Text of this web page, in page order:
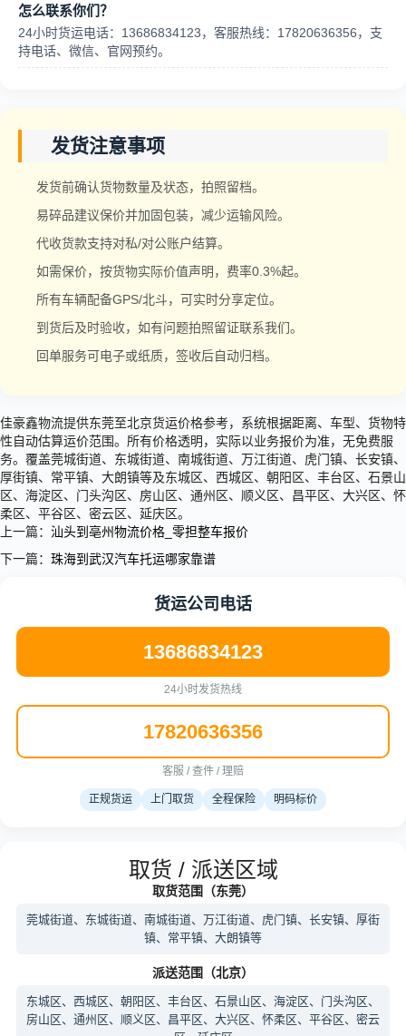
怎么联系你们？
24小时货运电话：13686834123，客服热线：17820636356，支
持电话、微信、官网预约。
发货注意事项
发货前确认货物数量及状态，拍照留档。
易碎品建议保价并加固包装，减少运输风险。
代收货款支持对私/对公账户结算。
如需保价，按货物实际价值声明，费率0.3%起。
所有车辆配备GPS/北斗，可实时分享定位。
到货后及时验收，如有问题拍照留证联系我们。
回单服务可电子或纸质，签收后自动归档。
佳豪鑫物流提供东莞至北京货运价格参考，系统根据距离、车型、货物特
性自动估算运价范围。所有价格透明，实际以业务报价为准，无免费服
务。覆盖莞城街道、东城街道、南城街道、万江街道、虎门镇、长安镇、
厚街镇、常平镇、大朗镇等及东城区、西城区、朝阳区、丰台区、石景山
区、海淀区、门头沟区、房山区、通州区、顺义区、昌平区、大兴区、怀
柔区、平谷区、密云区、延庆区。
上一篇： 汕头到亳州物流价格_零担整车报价
下一篇： 珠海到武汉汽车托运哪家靠谱
货运公司电话
13686834123
24小时发货热线
17820636356
客服 / 查件 / 理赔
正规货运 上门取货 全程保险 明码标价
取货 / 派送区域
取货范围（东莞）
莞城街道、东城街道、南城街道、万江街道、虎门镇、长安镇、厚街
镇、常平镇、大朗镇等
派送范围（北京）
东城区、西城区、朝阳区、丰台区、石景山区、海淀区、门头沟区、
房山区、通州区、顺义区、昌平区、大兴区、怀柔区、平谷区、密云